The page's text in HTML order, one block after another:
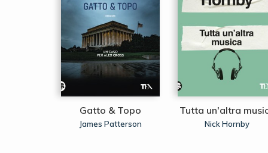
Gatto & Topo
James Patterson
Tutta un'altra
Nick Hornby